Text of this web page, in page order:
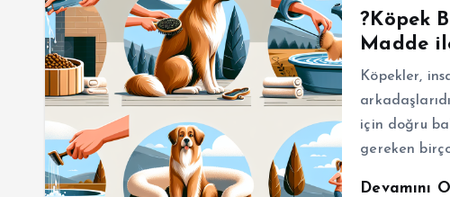
?Köpek
Madde
Köpekler,
için doğru
gereken
Devamını